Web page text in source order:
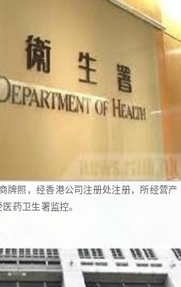
牌照，经香港公司注册处注册，所经营产
药卫生署监控。